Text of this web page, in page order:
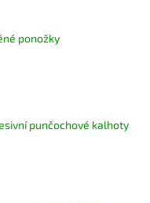
ponožky
punčochové kalhoty